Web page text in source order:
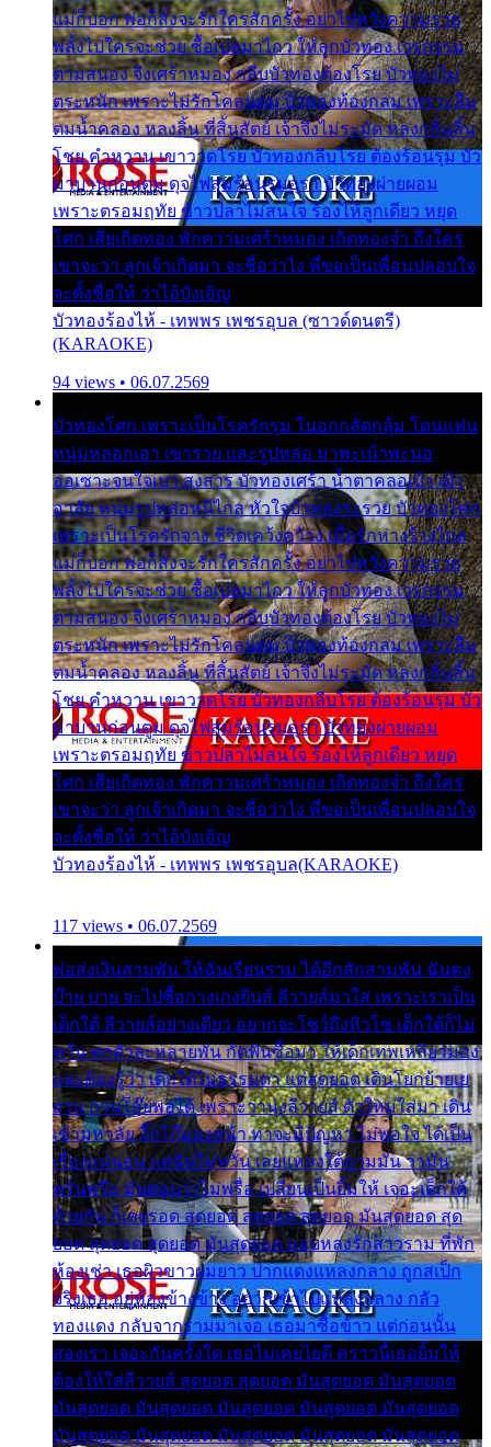
แม่ก็บอก พ่อก็สั่งจะรักใครสักครั้ง อย่าไปหวังความรวย
พลั้งไปใครจะช่วย ซื้อเปลมาไกว ให้ลูกบัวทอง เวรกรรม
ตามสนอง จึงเศร้าหมอง กลีบบัวทองต้องโรย บัวทองไม่
ตระหนัก เพราะไม่รักโคลนตม บัวทองท้องกลม เพราะลืม
ตมน้ำคลอง หลงลิ้น ที่สิ้นสัตย์ เจ้าจึงไม่ระมัด หลงกลิ่นลิ้น
โชย คำหวาน เขาวาดโรย บัวทองกลีบโรย ต้องร้อนรุม บัว
มาบานก่อนตูม ดุจไฟสุมร้อนรุมอุรา บัวทองผ่ายผอม
เพราะตรอมฤทัย ข้าวปลาไม่สนใจ ร้องไห้ลูกเดียว หยุด
โศก เสียเถิดทอง พักความเศร้าหมอง เถิดทองจ๋า ถึงใคร
เขาจะว่า ลูกเจ้าเกิดมา จะชื่อว่าไง พี่ขอเป็นเพื่อนปลอบใจ
จะตั้งชื่อให้ ว่าไอ้บังเอิญ
บัวทองร้องไห้ - เทพพร เพชรอุบล (ซาวด์ดนตรี)
(KARAOKE)
94 views • 06.07.2569
บัวทองโศก เพราะเป็นโรครักรุม ในอกกลัดกลุ้ม โดนแฟน
หนุ่มหลอกเอา เขารวย และรูปหล่อ มาพะเน้าพะนอ
ออเซาะจนใจเบา สงสาร บัวทองเศร้า น้ำตาคลอเบ้า เฝ้า
อาลัย หนุ่มรูปหล่อหนีไกล หัวใจบัวทองระรวย บัวทองโศก
เพราะเป็นโรครักจาง ชีวิตเคว้งคว้าง เมื่อรักห่างร้างไกล
แม่ก็บอก พ่อก็สั่งจะรักใครสักครั้ง อย่าไปหวังความรวย
พลั้งไปใครจะช่วย ซื้อเปลมาไกว ให้ลูกบัวทอง เวรกรรม
ตามสนอง จึงเศร้าหมอง กลีบบัวทองต้องโรย บัวทองไม่
ตระหนัก เพราะไม่รักโคลนตม บัวทองท้องกลม เพราะลืม
ตมน้ำคลอง หลงลิ้น ที่สิ้นสัตย์ เจ้าจึงไม่ระมัด หลงกลิ่นลิ้น
โชย คำหวาน เขาวาดโรย บัวทองกลีบโรย ต้องร้อนรุม บัว
มาบานก่อนตูม ดุจไฟสุมร้อนรุมอุรา บัวทองผ่ายผอม
เพราะตรอมฤทัย ข้าวปลาไม่สนใจ ร้องไห้ลูกเดียว หยุด
โศก เสียเถิดทอง พักความเศร้าหมอง เถิดทองจ๋า ถึงใคร
เขาจะว่า ลูกเจ้าเกิดมา จะชื่อว่าไง พี่ขอเป็นเพื่อนปลอบใจ
จะตั้งชื่อให้ ว่าไอ้บังเอิญ
บัวทองร้องไห้ - เทพพร เพชรอุบล(KARAOKE)
117 views • 06.07.2569
พ่อส่งเงินสามพัน ให้ฉันเรียนราม ได้อีกสักสามพัน ฉันคง
บ๊าย บาย จะไปซื้อกางเกงยีนส์ ลีวายส์มาใส่ เพราะเราเป็น
เด็กใต้ ลีวายส์อย่างเดียว อยากจะโชว์ถึงหิวโซ เด็กใต้ก็ไม่
หวั่น ตกตัวละหลายพัน กัดฟันซื้อมา ให้เด็กเทพเหลียวมอง
และต้องรู้ว่า เด็กใต้ไม่ธรรมดา แต่สุดยอด เดินโยกย้ายเย
ยวน กวนโอ๊ยพอได้ เพราะว่านุ่งลีวายส์ ตัวใหม่ใส่มา เดิน
เข้ามหาลัย จิ๊กโก๊มองหน้า ท่าจะมีปัญหา ไม่พอใจ ได้เป็น
เรื่องแน่นอน แต่ฉันไม่หวั่น เลยแหลงใต้ถามมัน ว่ามัน
พรั่นพรือ มันตอบว่าไม่พรื่อ เปลี่ยนเป็นยิ้มให้ เจอะเด็กใต้
ด้วยกัน ก็เลยรอด สุดยอด สุดยอด สุดยอด มันสุดยอด สุด
ยอด สุดยอด สุดยอด มันสุดยอด แอบหลงรักสาวราม ที่พัก
ห้องเช่า เธอผิวขาวผมยาว ปากแดงแหลงกลาง ถูกสเป็ก
จริงเธอ อยู่ห้องข้างข้าง อยากเข้าไปแหลงกลาง กลัว
ทองแดง กลับจากรามมาเจอ เธอมาซื้อข้าว แต่ก่อนนั้น
สองเรา เจอะกันครั้งใด เธอไม่เคยไยดี คราวนี้เธอยิ้มให้
ต้องให้ใส่ลีวายส์ สุดยอด สุดยอด มันสุดยอด มันสุดยอด
มันสุดยอด มันสุดยอด มันสุดยอด มันสุดยอด มันสุดยอด
มันสุดยอด มันสุดยอด มันสุดยอด มันสุดยอด มันสุดยอด